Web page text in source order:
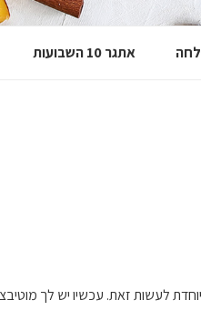
אתגר 10 השבועות
לעשות זאת. עכשיו יש לך